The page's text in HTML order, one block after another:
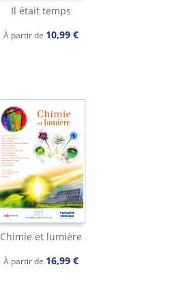
Il était temps
À partir de 10,99 €
Chimie et lumière
À partir de 16,99 €